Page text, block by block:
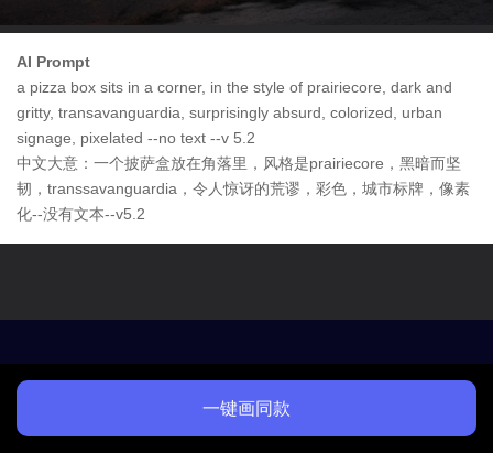
AI Prompt
a pizza box sits in a corner, in the style of prairiecore, dark and
gritty, transavanguardia, surprisingly absurd, colorized, urban
signage, pixelated --no text --v 5.2
中文大意：一个披萨盒放在角落里，风格是prairiecore，黑暗而坚
韧，transsavanguardia，令人惊讶的荒谬，彩色，城市标牌，像素
化--没有文本--v5.2
一键画同款